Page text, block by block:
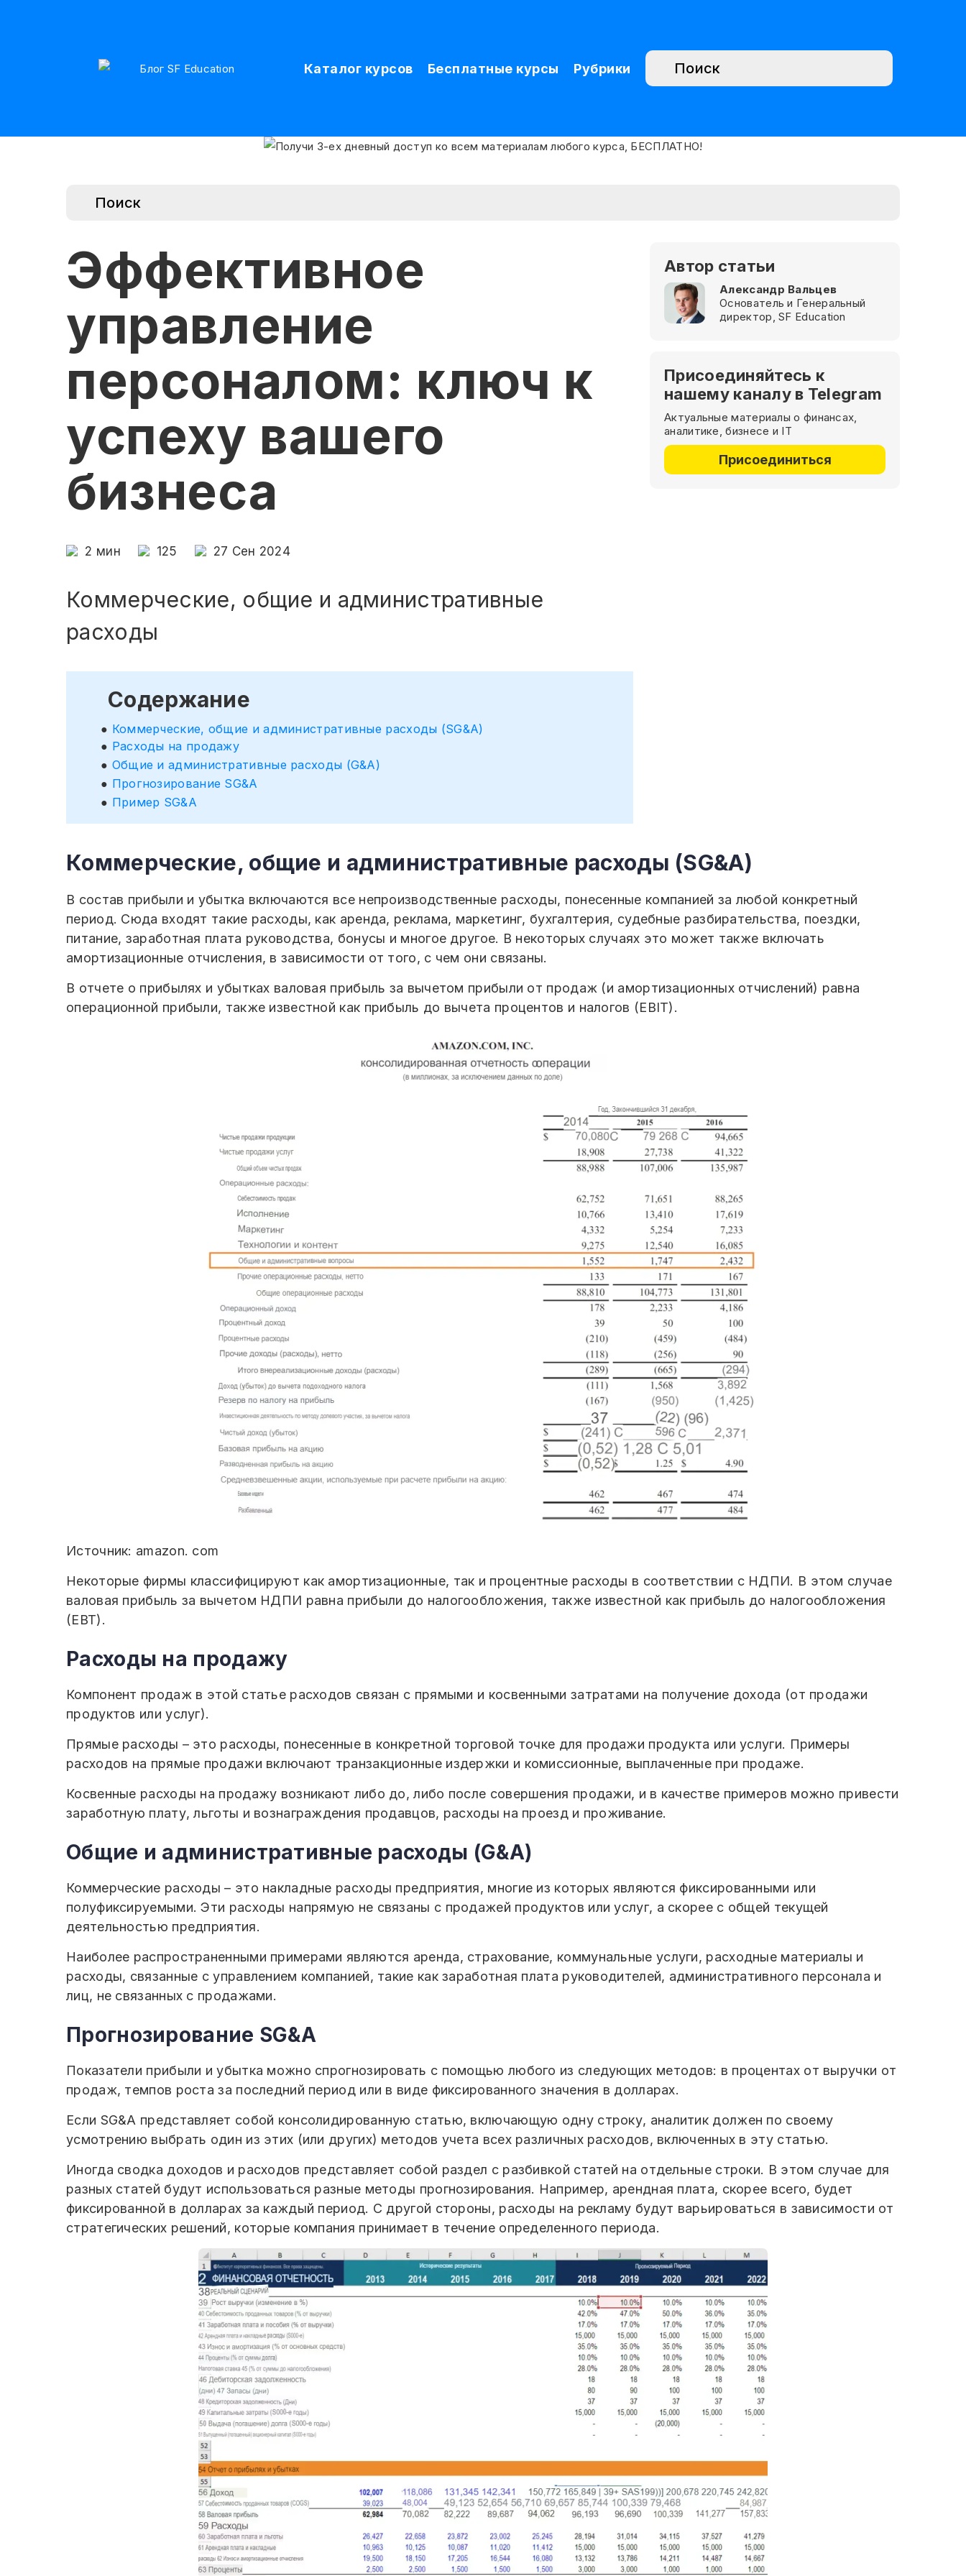
Каталог курсов Бесплатные курсы Рубрики
Эффективное
управление
персоналом: ключ к
успеху вашего
бизнеса
2 мин 125 27 Сен 2024
Автор статьи
Александр Вальцев
Основатель и Генеральный
директор, SF Education
Присоединяйтесь к
нашему каналу в Telegram
Актуальные материалы о финансах,
аналитике, бизнесе и IT
Присоединиться
Коммерческие, общие и административные
расходы
Содержание
Коммерческие, общие и административные расходы (SG&A)
Расходы на продажу
Общие и административные расходы (G&A)
Прогнозирование SG&A
Пример SG&A
Коммерческие, общие и административные расходы (SG&A)
В состав прибыли и убытка включаются все непроизводственные расходы, понесенные компанией за любой конкретный
период. Сюда входят такие расходы, как аренда, реклама, маркетинг, бухгалтерия, судебные разбирательства, поездки,
питание, заработная плата руководства, бонусы и многое другое. В некоторых случаях это может также включать
амортизационные отчисления, в зависимости от того, с чем они связаны.
В отчете о прибылях и убытках валовая прибыль за вычетом прибыли от продаж (и амортизационных отчислений) равна
операционной прибыли, также известной как прибыль до вычета процентов и налогов (EBIT).
Источник: amazon. com
Некоторые фирмы классифицируют как амортизационные, так и процентные расходы в соответствии с НДПИ. В этом случае
валовая прибыль за вычетом НДПИ равна прибыли до налогообложения, также известной как прибыль до налогообложения
(EBT).
Расходы на продажу
Компонент продаж в этой статье расходов связан с прямыми и косвенными затратами на получение дохода (от продажи
продуктов или услуг).
Прямые расходы – это расходы, понесенные в конкретной торговой точке для продажи продукта или услуги. Примеры
расходов на прямые продажи включают транзакционные издержки и комиссионные, выплаченные при продаже.
Косвенные расходы на продажу возникают либо до, либо после совершения продажи, и в качестве примеров можно привести
заработную плату, льготы и вознаграждения продавцов, расходы на проезд и проживание.
Общие и административные расходы (G&A)
Коммерческие расходы – это накладные расходы предприятия, многие из которых являются фиксированными или
полуфиксируемыми. Эти расходы напрямую не связаны с продажей продуктов или услуг, а скорее с общей текущей
деятельностью предприятия.
Наиболее распространенными примерами являются аренда, страхование, коммунальные услуги, расходные материалы и
расходы, связанные с управлением компанией, такие как заработная плата руководителей, административного персонала и
лиц, не связанных с продажами.
Прогнозирование SG&A
Показатели прибыли и убытка можно спрогнозировать с помощью любого из следующих методов: в процентах от выручки от
продаж, темпов роста за последний период или в виде фиксированного значения в долларах.
Если SG&A представляет собой консолидированную статью, включающую одну строку, аналитик должен по своему
усмотрению выбрать один из этих (или других) методов учета всех различных расходов, включенных в эту статью.
Иногда сводка доходов и расходов представляет собой раздел с разбивкой статей на отдельные строки. В этом случае для
разных статей будут использоваться разные методы прогнозирования. Например, арендная плата, скорее всего, будет
фиксированной в долларах за каждый период. С другой стороны, расходы на рекламу будут варьироваться в зависимости от
стратегических решений, которые компания принимает в течение определенного периода.